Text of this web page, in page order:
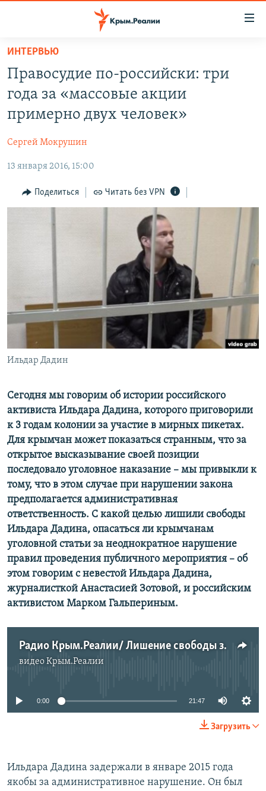
Вернуться
основному
содержанию
главной
навигации
Вернутся
поиску
СПЕЦПРОЕКТЫ
11 ЛЕТ ОККУПАЦИИ КРЫМА. 11 ИСТОРИЙ СОПРОТИВЛЕНИЯ
ЕЩЕ
ИНТЕРАКТИВ
ИНФОГРАФИКА
ПОБЕДИТЕЛЕЙ НЕ СУДЯТ?
КРЫМ.НЕПОКОРЕННЫЙ
ELIFBE
УКРАИНСКАЯ ПРОБЛЕМА КРЫМА
РАДІО СВОБОДА
КАК ОБОЙТИ БЛОКИРОВКУ
Українською
Все сайты RFE/RL
ИНТЕРВЬЮ
Правосудие по-российски: три
года за «массовые акции
примерно двух человек»
Сергей Мокрушин
13 января 2016, 15:00
Поделиться Читать без VPN
Ильдар Дадин
Сегодня мы говорим об истории российского
активиста Ильдара Дадина, которого приговорили
к 3 годам колонии за участие в мирных пикетах.
Для крымчан может показаться странным, что за
открытое высказывание своей позиции
последовало уголовное наказание – мы привыкли к
тому, что в этом случае при нарушении закона
предполагается административная
ответственность. С какой целью лишили свободы
Ильдара Дадина, опасаться ли крымчанам
уголовной статьи за неоднократное нарушение
правил проведения публичного мероприятия – об
этом говорим с невестой Ильдара Дадина,
журналисткой Анастасией Зотовой, и российским
активистом Марком Гальпериным.
Радио Крым.Реалии/ Лишение свободы за участие в мирных акциях протеста
видеоКрым.Реалии
0:00 21:47
Загрузить
Ильдара Дадина задержали в январе 2015 года
якобы за административное нарушение. Он был